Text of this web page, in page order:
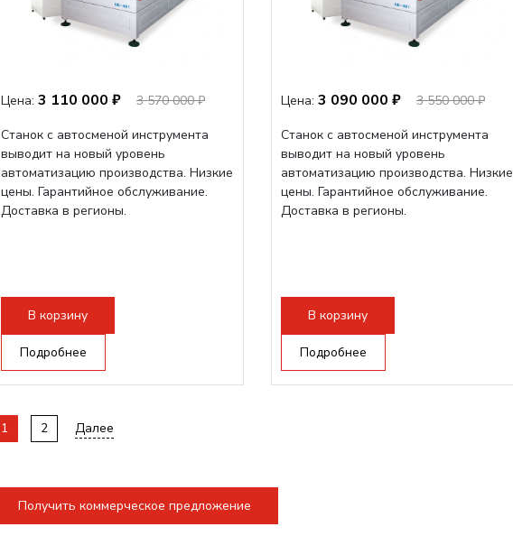
Цена: 3 110 000 ₽
3 570 000 ₽
Станок с автосменой инструмента
выводит на новый уровень
автоматизацию производства. Низкие
цены. Гарантийное обслуживание.
Доставка в регионы.
В корзину
Подробнее
Цена: 3 090 000 ₽
3 550 000 ₽
Станок с автосменой инструмента
выводит на новый уровень
автоматизацию производства. Низкие
цены. Гарантийное обслуживание.
Доставка в регионы.
В корзину
Подробнее
1 2 Далее
Получить коммерческое предложение